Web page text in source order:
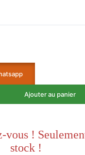
Ajouter au panier
vous !
stock !